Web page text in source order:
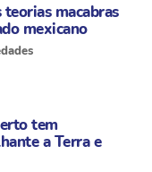
teorias macabras
mexicano
tem
a Terra e